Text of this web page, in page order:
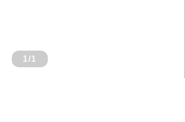
1/1